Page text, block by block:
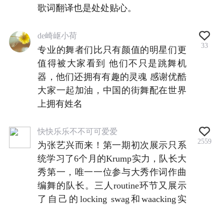
歌词翻译也是处处贴心。
de崎岖小荷
专业的舞者们比只有颜值的明星们更
值得被大家看到 他们不只是跳舞机
器，他们还拥有有趣的灵魂 感谢优酷
大家一起加油，中国的街舞配在世界
上拥有姓名
33
快快乐乐不不可可爱爱
为张艺兴而来！第一期初次展示只系
统学习了6个月的Krump实力，队长大
秀第一，唯一一位参与大秀作词作曲
编舞的队长。三人routine环节又展示
了自己的locking swag和waacking实
2559